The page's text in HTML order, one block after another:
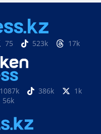
75 523k 17k
1087k 386k
1k
56k